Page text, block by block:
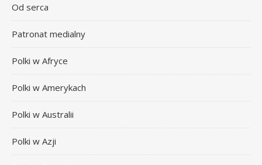
Od serca
Patronat medialny
Polki w Afryce
Polki w Amerykach
Polki w Australii
Polki w Azji